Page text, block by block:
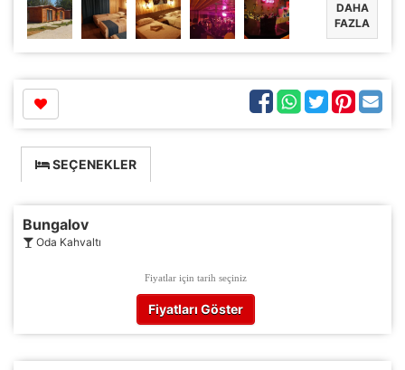
DAHA
FAZLA
SEÇENEKLER
Bungalov
Oda Kahvaltı
Fiyatlar için tarih seçiniz
Fiyatları Göster